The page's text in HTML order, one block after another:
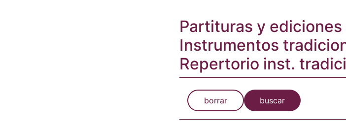
Partituras y
Instrumentos
Repertorio inst.
borrar buscar